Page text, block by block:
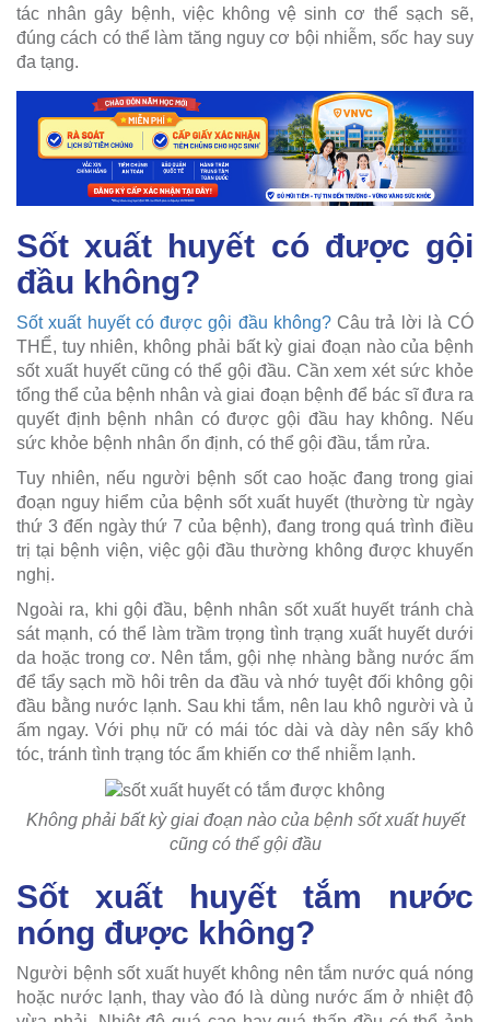
tác nhân gây bệnh, việc không vệ sinh cơ thể sạch sẽ,
đúng cách có thể làm tăng nguy cơ bội nhiễm, sốc hay suy
đa tạng.
Sốt xuất huyết có được gội
đầu không?
Sốt xuất huyết có được gội đầu không?Câu trả lời là CÓ
THỂ, tuy nhiên, không phải bất kỳ giai đoạn nào của bệnh
sốt xuất huyết cũng có thể gội đầu. Cần xem xét sức khỏe
tổng thể của bệnh nhân và giai đoạn bệnh để bác sĩ đưa ra
quyết định bệnh nhân có được gội đầu hay không. Nếu
sức khỏe bệnh nhân ổn định, có thể gội đầu, tắm rửa.
Tuy nhiên, nếu người bệnh sốt cao hoặc đang trong giai
đoạn nguy hiểm của bệnh sốt xuất huyết (thường từ ngày
thứ 3 đến ngày thứ 7 của bệnh), đang trong quá trình điều
trị tại bệnh viện, việc gội đầu thường không được khuyến
nghị.
Ngoài ra, khi gội đầu, bệnh nhân sốt xuất huyết tránh chà
sát mạnh, có thể làm trầm trọng tình trạng xuất huyết dưới
da hoặc trong cơ. Nên tắm, gội nhẹ nhàng bằng nước ấm
để tẩy sạch mồ hôi trên da đầu và nhớ tuyệt đối không gội
đầu bằng nước lạnh. Sau khi tắm, nên lau khô người và ủ
ấm ngay. Với phụ nữ có mái tóc dài và dày nên sấy khô
tóc, tránh tình trạng tóc ẩm khiến cơ thể nhiễm lạnh.
Không phải bất kỳ giai đoạn nào của bệnh sốt xuất huyết
cũng có thể gội đầu
Sốt xuất huyết tắm nước
nóng được không?
Người bệnh sốt xuất huyết không nên tắm nước quá nóng
hoặc nước lạnh, thay vào đó là dùng nước ấm ở nhiệt độ